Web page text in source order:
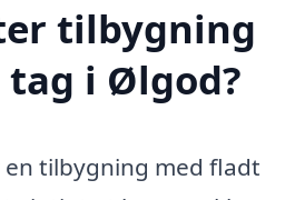
tilbygning
i Ølgod?
tilbygning med fladt